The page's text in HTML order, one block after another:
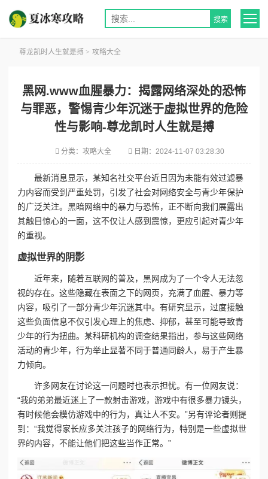
尊龙凯时人生就是搏 > 攻略大全
黑网.www血腥暴力：揭露网络深处的恐怖
与罪恶，警惕青少年沉迷于虚拟世界的危险
性与影响-尊龙凯时人生就是搏
分类： 攻略大全 日期： 2024-11-07 03:28:30
最新消息显示，某知名社交平台近日因为未能有效过滤暴
力内容而受到严重处罚，引发了社会对网络安全与青少年保护
的广泛关注。黑暗网络中的暴力与恐怖，正不断向我们展露出
其触目惊心的一面，这不仅让人感到震惊，更应引起对青少年
的重视。
虚拟世界的阴影
近年来，随着互联网的普及，黑网成为了一个令人无法忽
视的存在。这些隐藏在表面之下的网页，充满了血腥、暴力等
内容，吸引了一部分青少年沉迷其中。有研究显示，过度接触
这些负面信息不仅引发心理上的焦虑、抑郁，甚至可能导致青
少年的行为扭曲。某科研机构的调查结果指出，参与这些网络
活动的青少年，行为举止显著不同于普通同龄人，易于产生暴
力倾向。
许多网友在讨论这一问题时也表示担忧。有一位网友说：
“我的弟弟最近迷上了一款射击游戏，游戏中有很多暴力镜头，
有时候他会模仿游戏中的行为，真让人不安。”另有评论者则提
到：“我觉得家长应多关注孩子的网络行为，特别是一些虚拟世
界的内容，不能让他们把这些当作正常。”